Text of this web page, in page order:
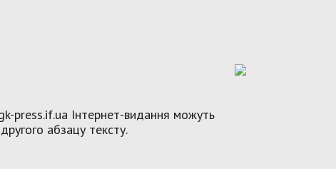
press.if.ua Інтернет-видання можуть
абзацу тексту.